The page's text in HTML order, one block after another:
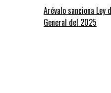
Arévalo sanciona Ley
General del 2025